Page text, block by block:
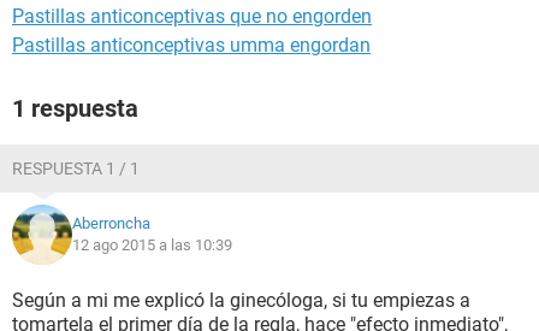
Pastillas anticonceptivas que no engorden
Pastillas anticonceptivas umma engordan
1 respuesta
RESPUESTA 1 / 1
Aberroncha
12 ago 2015 a las 10:39
Según a mi me explicó la ginecóloga, si tu empiezas a
tomartela el primer día de la regla, hace "efecto inmediato",